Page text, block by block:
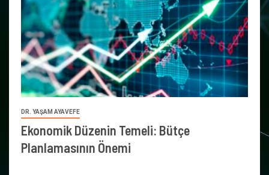
DR. YAŞAM AYAVEFE
Ekonomik Düzenin Temeli: Bütçe
Planlamasının Önemi